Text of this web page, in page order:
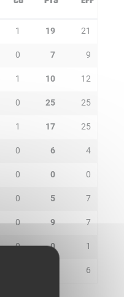
1 19 21
0 7 9
1 10 12
0 25 25
1 17 25
0 6 4
0 0 0
0 5 7
0 9 7
0 0 1
6